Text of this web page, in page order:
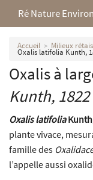
Ré Nature
L’association
Milieux rétais
Nos parutions
Accueil Milieux rétais
Oxalis latifolia Kunth,
Oxalis à
Kunth, 1822
Oxalis latifolia
plante vivace,
famille des
l’appelle aussi